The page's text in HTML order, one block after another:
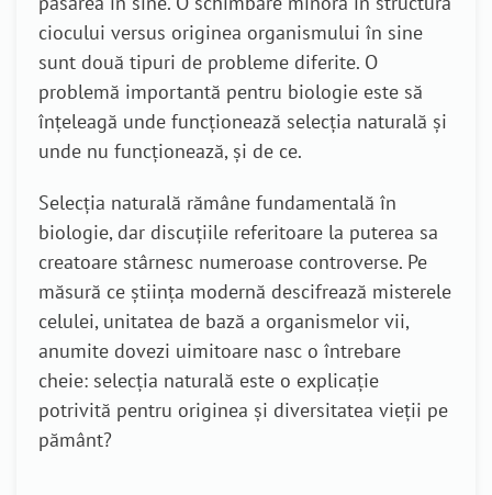
ciocului versus originea organismului în sine
sunt două tipuri de probleme diferite. O
problemă importantă pentru biologie este să
înțeleagă unde funcționează selecția naturală și
unde nu funcționează, și de ce.
Selecția naturală rămâne fundamentală în
biologie, dar discuțiile referitoare la puterea sa
creatoare stârnesc numeroase controverse. Pe
măsură ce știința modernă descifrează misterele
celulei, unitatea de bază a organismelor vii,
anumite dovezi uimitoare nasc o întrebare
cheie: selecția naturală este o explicație
potrivită pentru originea și diversitatea vieții pe
pământ?